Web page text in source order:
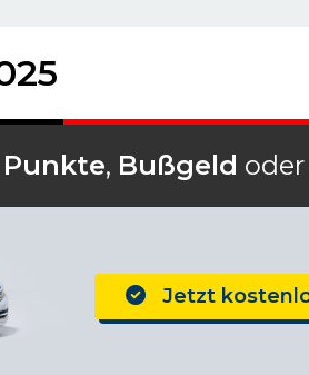
Punkte, Bußgeld
Jetzt